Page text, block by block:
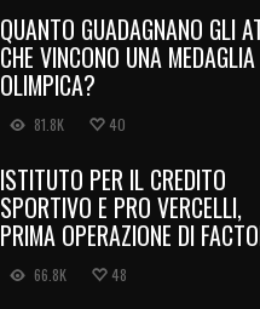
QUANTO GUADAGNANO GLI
CHE VINCONO UNA MEDAGLIA
OLIMPICA?
81.8K 40
ISTITUTO PER IL CREDITO
SPORTIVO E PRO VERCELLI,
PRIMA OPERAZIONE DI
66.8K 48